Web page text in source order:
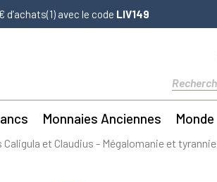
d’achats(1) avec le code LIV149
Monnaies Anciennes Monde
et Claudius - Mégalomanie et tyrannie